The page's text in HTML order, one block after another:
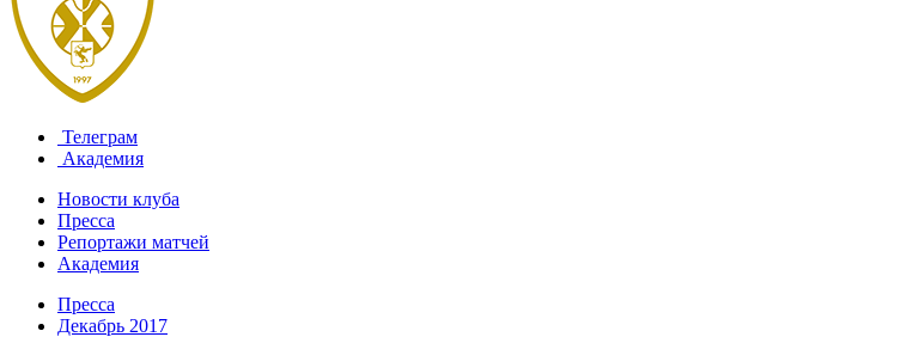
Телеграм
Академия
Новости клуба
Пресса
Репортажи матчей
Академия
Пресса
Декабрь 2017